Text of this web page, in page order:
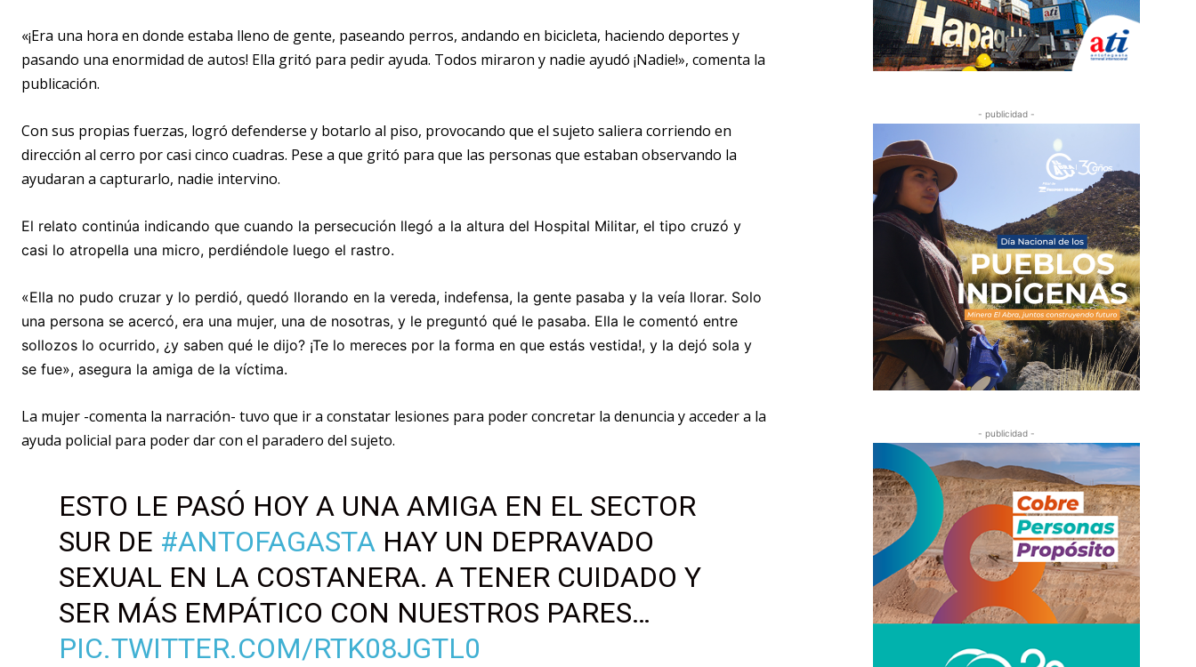
«¡Era una hora en donde estaba lleno de gente, paseando perros, andando en bicicleta, haciendo deportes y
pasando una enormidad de autos! Ella gritó para pedir ayuda. Todos miraron y nadie ayudó ¡Nadie!», comenta la
publicación.
Con sus propias fuerzas, logró defenderse y botarlo al piso, provocando que el sujeto saliera corriendo en
dirección al cerro por casi cinco cuadras. Pese a que gritó para que las personas que estaban observando la
ayudaran a capturarlo, nadie intervino.
El relato continúa indicando que cuando la persecución llegó a la altura del Hospital Militar, el tipo cruzó y
casi lo atropella una micro, perdiéndole luego el rastro.
«Ella no pudo cruzar y lo perdió, quedó llorando en la vereda, indefensa, la gente pasaba y la veía llorar. Solo
una persona se acercó, era una mujer, una de nosotras, y le preguntó qué le pasaba. Ella le comentó entre
sollozos lo ocurrido, ¿y saben qué le dijo? ¡Te lo mereces por la forma en que estás vestida!, y la dejó sola y
se fue», asegura la amiga de la víctima.
La mujer -comenta la narración- tuvo que ir a constatar lesiones para poder concretar la denuncia y acceder a la
ayuda policial para poder dar con el paradero del sujeto.
ESTO LE PASÓ HOY A UNA AMIGA EN EL SECTOR
SUR DE #ANTOFAGASTAHAY UN DEPRAVADO
SEXUAL EN LA COSTANERA. A TENER CUIDADO Y
SER MÁS EMPÁTICO CON NUESTROS PARES…
PIC.TWITTER.COM/RTK08JGTL0
- publicidad -
- publicidad -